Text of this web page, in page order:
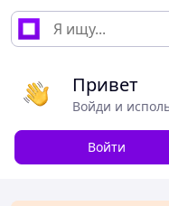
Привет
Войди и
Войти